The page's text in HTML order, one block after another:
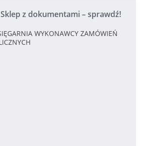
Sklep z dokumentami – sprawdź!